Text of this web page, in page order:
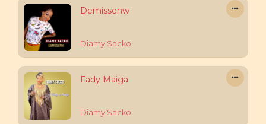
Demissenw
Diamy Sacko
Fady Maiga
Diamy Sacko